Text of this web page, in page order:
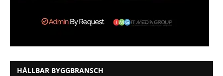
HÅLLBAR BYGGBRANSCH